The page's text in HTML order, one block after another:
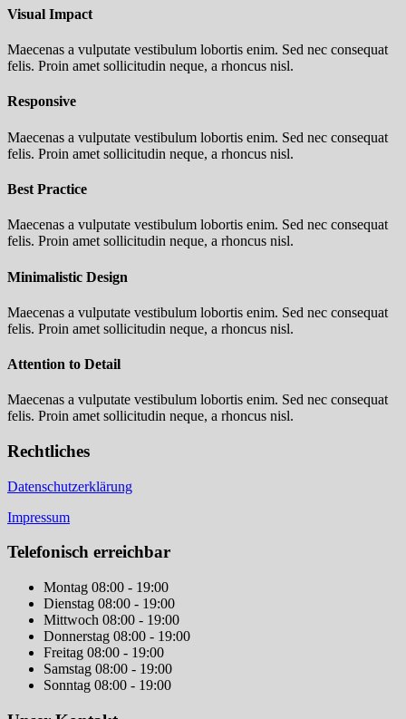
Visual Impact
Maecenas a vulputate vestibulum lobortis enim. Sed nec consequat
felis. Proin amet sollicitudin neque, a rhoncus nisl.
Responsive
Maecenas a vulputate vestibulum lobortis enim. Sed nec consequat
felis. Proin amet sollicitudin neque, a rhoncus nisl.
Best Practice
Maecenas a vulputate vestibulum lobortis enim. Sed nec consequat
felis. Proin amet sollicitudin neque, a rhoncus nisl.
Minimalistic Design
Maecenas a vulputate vestibulum lobortis enim. Sed nec consequat
felis. Proin amet sollicitudin neque, a rhoncus nisl.
Attention to Detail
Maecenas a vulputate vestibulum lobortis enim. Sed nec consequat
felis. Proin amet sollicitudin neque, a rhoncus nisl.
Rechtliches
Datenschutzerklärung
Impressum
Telefonisch erreichbar
Montag 08:00 - 19:00
Dienstag 08:00 - 19:00
Mittwoch 08:00 - 19:00
Donnerstag 08:00 - 19:00
Freitag 08:00 - 19:00
Samstag 08:00 - 19:00
Sonntag 08:00 - 19:00